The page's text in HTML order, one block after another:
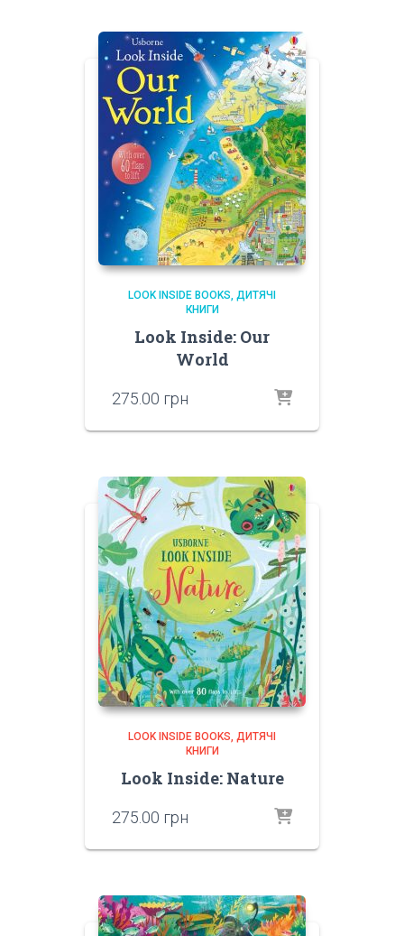
LOOK INSIDE BOOKS ДИТЯЧІ
КНИГИ
Look Inside: Our
World
275.00 грн
LOOK INSIDE BOOKS ДИТЯЧІ
КНИГИ
Look Inside: Nature
275.00 грн